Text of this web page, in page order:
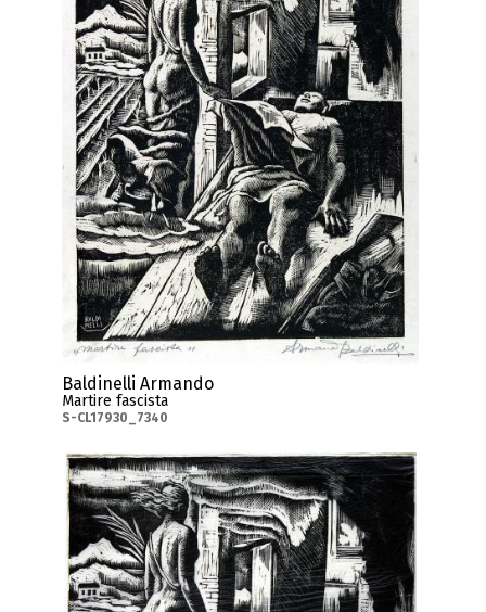
Baldinelli Armando
Martire fascista
S-CL17930_7340